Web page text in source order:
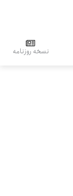
نسخه روزنامه